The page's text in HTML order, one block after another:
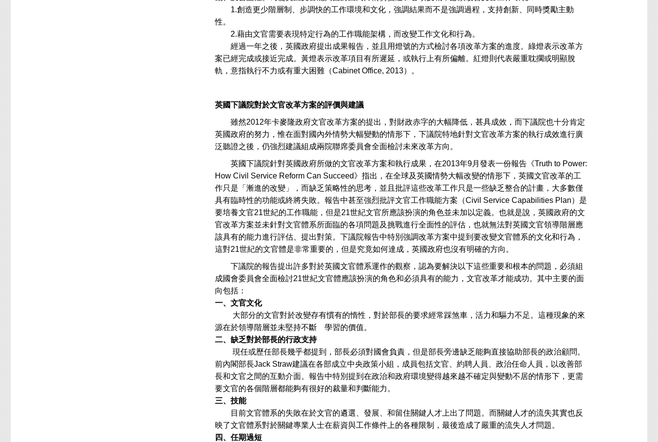
1.創造更少階層制、步調快的工作環境和文化，強調結果而不是強調過程，支持創新、同時獎勵主動
性。
2.藉由文官需要表現特定行為的工作職能架構，而改變工作文化和行為。
經過一年之後，英國政府提出成果報告，並且用燈號的方式檢討各項改革方案的進度。綠燈表示改革方
案已經完成或接近完成。黃燈表示改革項目有所遲延，或執行上有所偏離。紅燈則代表嚴重耽擱或明顯脫
軌，意指執行不力或有重大困難（Cabinet Office, 2013）。
英國下議院對於文官改革方案的評價與建議
雖然2012年卡麥隆政府文官改革方案的提出，對財政赤字的大幅降低，甚具成效，而下議院也十分肯定
英國政府的努力，惟在面對國內外情勢大幅變動的情形下，下議院特地針對文官改革方案的執行成效進行廣
泛聽證之後，仍強烈建議組成兩院聯席委員會全面檢討未來改革方向。
英國下議院針對英國政府所做的文官改革方案和執行成果，在2013年9月發表一份報告《Truth to Power:
How Civil Service Reform Can Succeed》指出，在全球及英國情勢大幅改變的情形下，英國文官改革的工
作只是「漸進的改變」，而缺乏策略性的思考，並且批評這些改革工作只是一些缺乏整合的計畫，大多數僅
具有臨時性的功能或終將失敗。報告中甚至強烈批評文官工作職能方案（Civil Service Capabilities Plan）是
要培養文官21世紀的工作職能，但是21世紀文官所應該扮演的角色並未加以定義。也就是說，英國政府的文
官改革方案並未針對文官體系所面臨的各項問題及挑戰進行全面性的評估，也就無法對英國文官領導階層應
該具有的能力進行評估、提出對策。下議院報告中特別強調改革方案中提到要改變文官體系的文化和行為，
這對21世紀的文官體是非常重要的，但是究竟如何達成，英國政府也沒有明確的方向。
下議院的報告提出許多對於英國文官體系運作的觀察，認為要解決以下這些重要和根本的問題，必須組
成國會委員會全面檢討21世紀文官體應該扮演的角色和必須具有的能力，文官改革才能成功。其中主要的面
向包括：
一、文官文化
大部分的文官對於改變存有慣有的惰性，對於部長的要求經常踩煞車，活力和驅力不足。這種現象的來
源在於領導階層並未堅持不斷 學習的價值。
二、缺乏對於部長的行政支持
現任或歷任部長幾乎都提到，部長必須對國會負責，但是部長旁邊缺乏能夠直接協助部長的政治顧問。
前內閣部長Jack Straw建議在各部成立中央政策小組，成員包括文官、約聘人員、政治任命人員，以改善部
長和文官之間的互動介面。報告中特別提到在政治和政府環境變得越來越不確定與變動不居的情形下，更需
要文官的各個階層都能夠有很好的裁量和判斷能力。
三、技能
目前文官體系的失敗在於文官的遴選、發展、和留住關鍵人才上出了問題。而關鍵人才的流失其實也反
映了文官體系對於關鍵專業人士在薪資與工作條件上的各種限制，最後造成了嚴重的流失人才問題。
四、任期過短